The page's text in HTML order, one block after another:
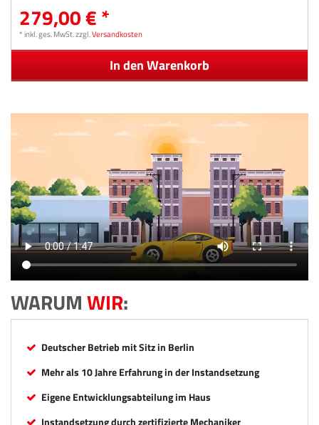
279,00 € *
*inkl. ges. MwSt.zzgl.Versandkosten
In den Warenkorb
WARUMWIR:
Deutscher Betrieb mit Sitz in Berlin
Mehr als 10 Jahre Erfahrung in der Instandsetzung
Eigene Entwicklungsabteilung im Haus
Instandsetzung durch zertifizierte Mechaniker